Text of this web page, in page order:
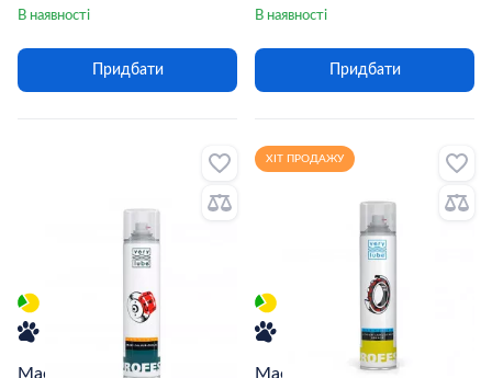
В наявності
Придбати
В наявності
Придбати
Мастило супортів Xado
ХІТ ПРОДАЖУ
Мастило літієве густе